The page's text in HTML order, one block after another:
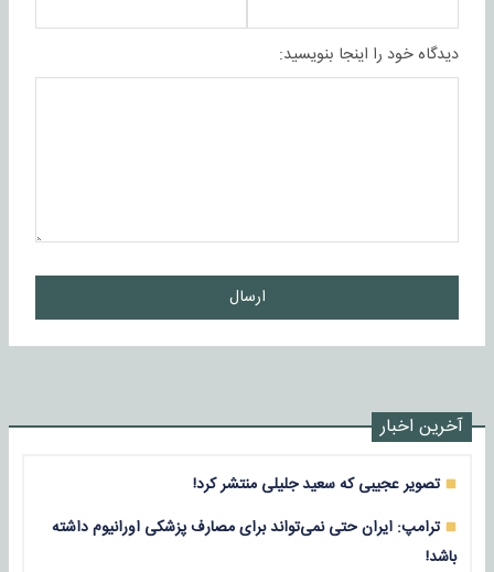
دیدگاه خود را اینجا بنویسید:
ارسال
آخرین اخبار
تصویر عجیبی که سعید جلیلی منتشر کرد!
ترامپ: ایران حتی نمی‌تواند برای مصارف پزشکی اورانیوم داشته
باشد!